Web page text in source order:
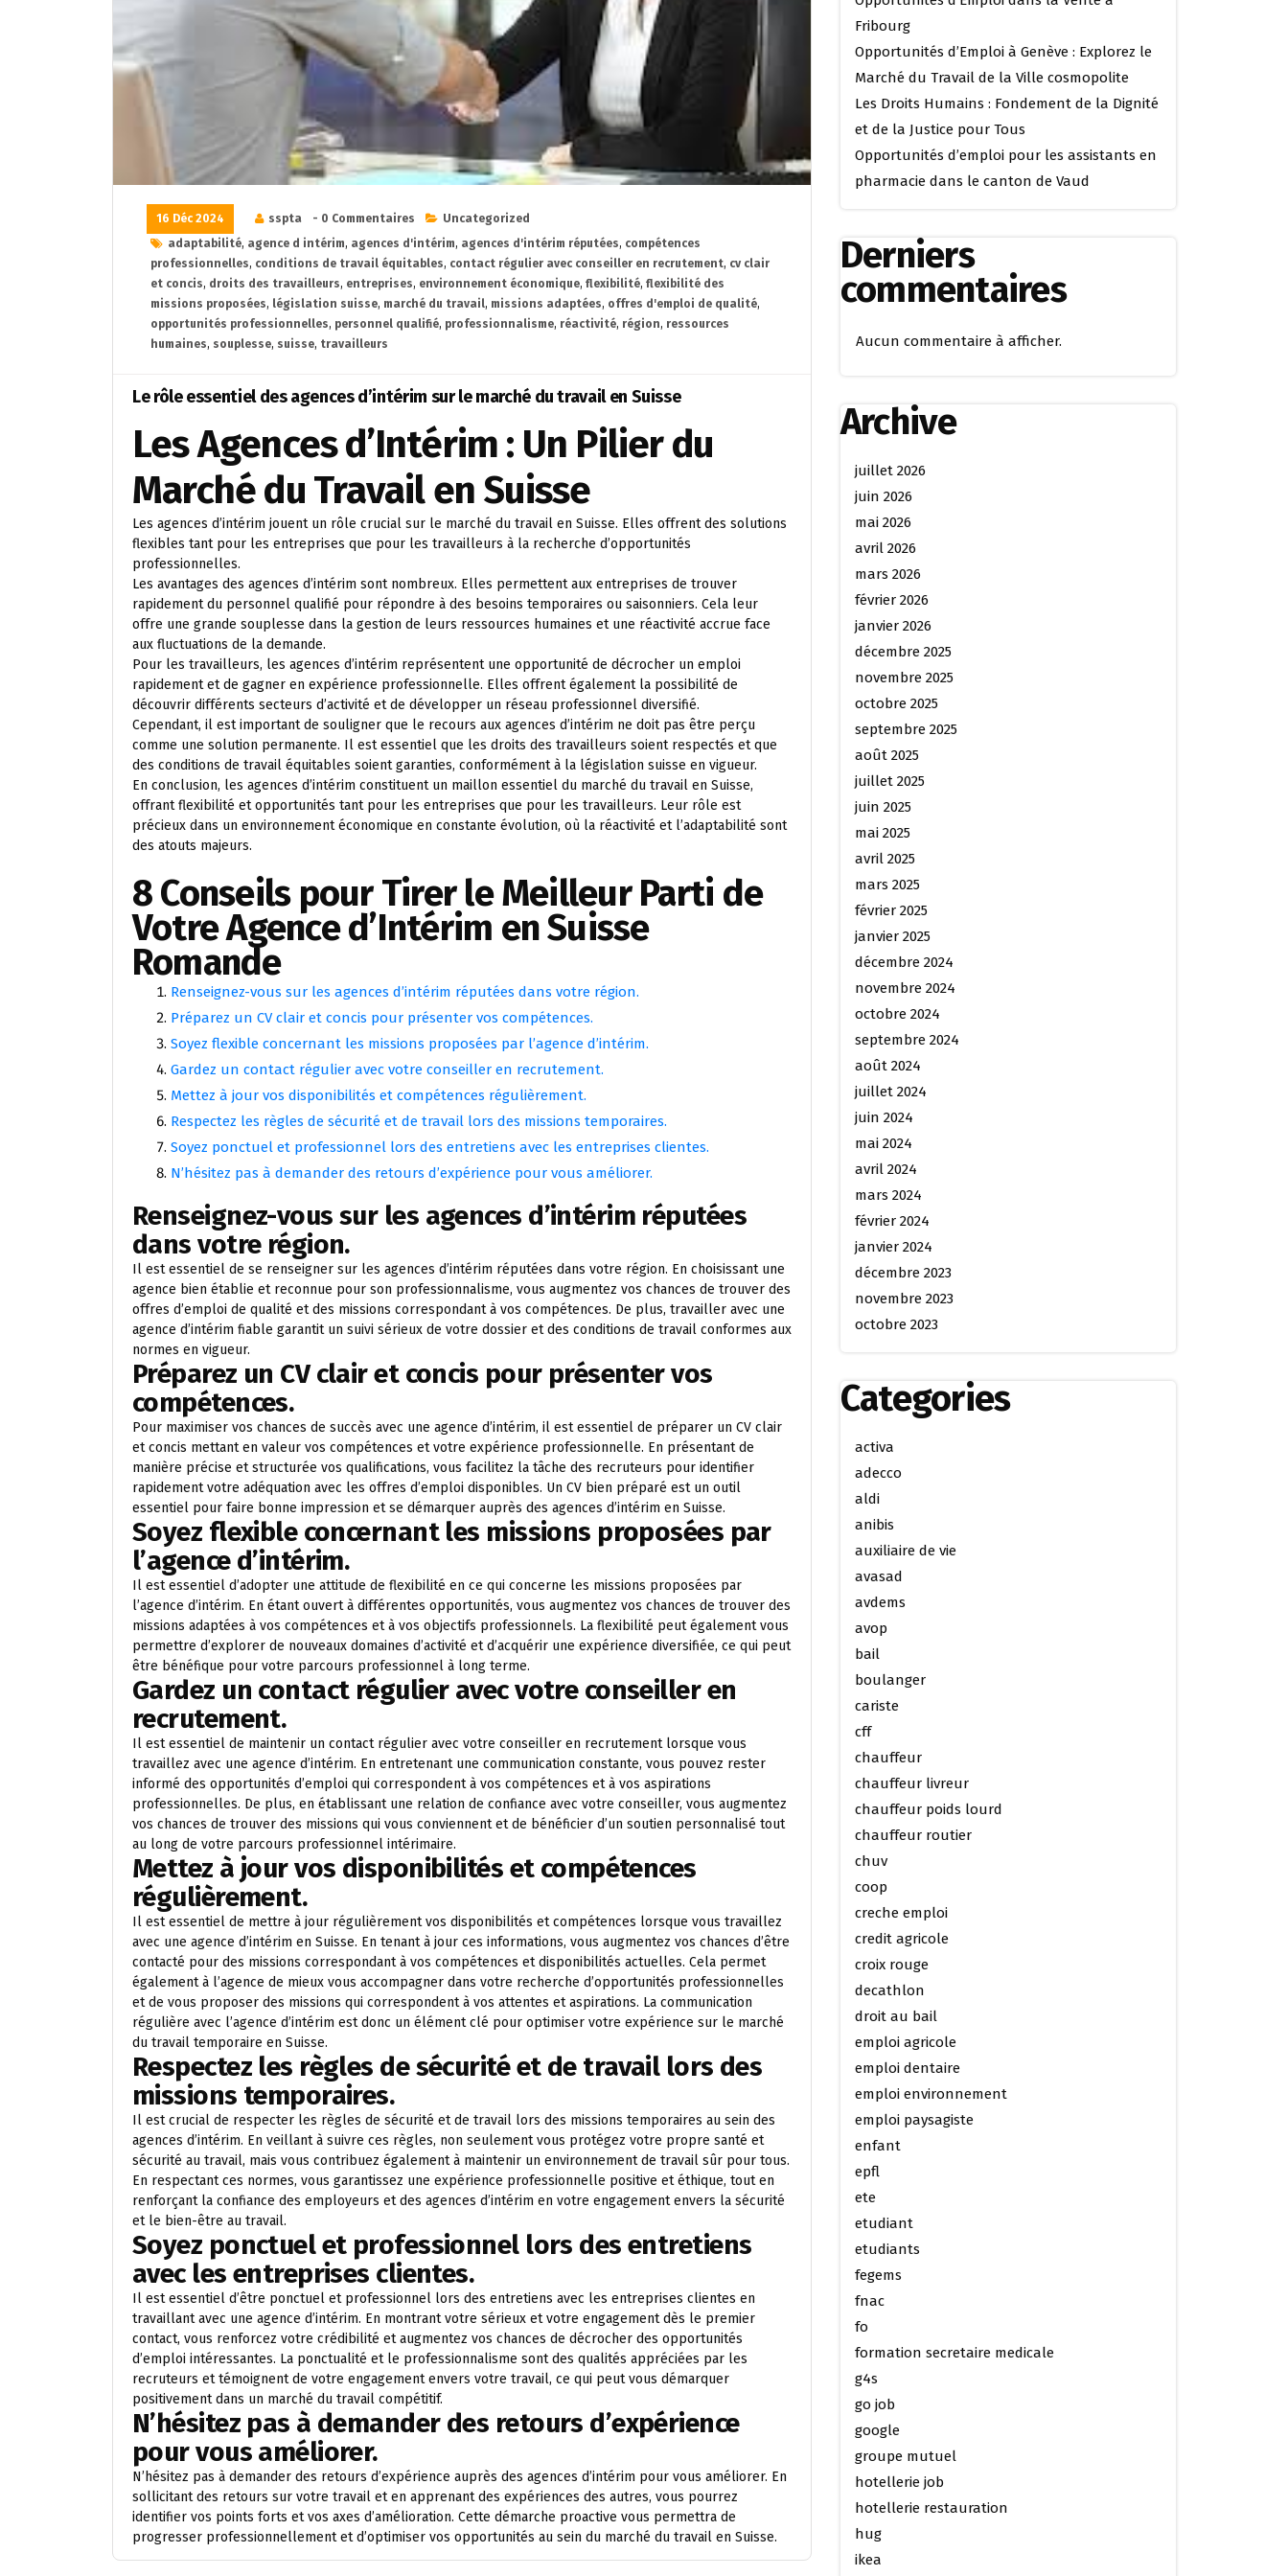
16 Déc 2024 sspta - 0 Commentaires
Uncategorized
adaptabilité, agence d intérim, agences d'intérim, agences d'intérim réputées, compétences
professionnelles, conditions de travail équitables, contact régulier avec conseiller en recrutement, cv clair
et concis, droits des travailleurs, entreprises, environnement économique, flexibilité, flexibilité des
missions proposées, législation suisse, marché du travail, missions adaptées, offres d'emploi de qualité,
opportunités professionnelles, personnel qualifié, professionnalisme, réactivité, région, ressources
humaines, souplesse, suisse, travailleurs
Le rôle essentiel des agences d’intérim sur le marché du travail en Suisse
Les Agences d’Intérim : Un Pilier du
Marché du Travail en Suisse
Les agences d’intérim jouent un rôle crucial sur le marché du travail en Suisse. Elles offrent des solutions
flexibles tant pour les entreprises que pour les travailleurs à la recherche d’opportunités
professionnelles.
Les avantages des agences d’intérim sont nombreux. Elles permettent aux entreprises de trouver
rapidement du personnel qualifié pour répondre à des besoins temporaires ou saisonniers. Cela leur
offre une grande souplesse dans la gestion de leurs ressources humaines et une réactivité accrue face
aux fluctuations de la demande.
Pour les travailleurs, les agences d’intérim représentent une opportunité de décrocher un emploi
rapidement et de gagner en expérience professionnelle. Elles offrent également la possibilité de
découvrir différents secteurs d’activité et de développer un réseau professionnel diversifié.
Cependant, il est important de souligner que le recours aux agences d’intérim ne doit pas être perçu
comme une solution permanente. Il est essentiel que les droits des travailleurs soient respectés et que
des conditions de travail équitables soient garanties, conformément à la législation suisse en vigueur.
En conclusion, les agences d’intérim constituent un maillon essentiel du marché du travail en Suisse,
offrant flexibilité et opportunités tant pour les entreprises que pour les travailleurs. Leur rôle est
précieux dans un environnement économique en constante évolution, où la réactivité et l’adaptabilité sont
des atouts majeurs.
8 Conseils pour Tirer le Meilleur Parti de
Votre Agence d’Intérim en Suisse
Romande
Renseignez-vous sur les agences d’intérim réputées dans votre région.
Préparez un CV clair et concis pour présenter vos compétences.
Soyez flexible concernant les missions proposées par l’agence d’intérim.
Gardez un contact régulier avec votre conseiller en recrutement.
Mettez à jour vos disponibilités et compétences régulièrement.
Respectez les règles de sécurité et de travail lors des missions temporaires.
Soyez ponctuel et professionnel lors des entretiens avec les entreprises clientes.
N’hésitez pas à demander des retours d’expérience pour vous améliorer.
Renseignez-vous sur les agences d’intérim réputées
dans votre région.
Il est essentiel de se renseigner sur les agences d’intérim réputées dans votre région. En choisissant une
agence bien établie et reconnue pour son professionnalisme, vous augmentez vos chances de trouver des
offres d’emploi de qualité et des missions correspondant à vos compétences. De plus, travailler avec une
agence d’intérim fiable garantit un suivi sérieux de votre dossier et des conditions de travail conformes aux
normes en vigueur.
Préparez un CV clair et concis pour présenter vos
compétences.
Pour maximiser vos chances de succès avec une agence d’intérim, il est essentiel de préparer un CV clair
et concis mettant en valeur vos compétences et votre expérience professionnelle. En présentant de
manière précise et structurée vos qualifications, vous facilitez la tâche des recruteurs pour identifier
rapidement votre adéquation avec les offres d’emploi disponibles. Un CV bien préparé est un outil
essentiel pour faire bonne impression et se démarquer auprès des agences d’intérim en Suisse.
Soyez flexible concernant les missions proposées par
l’agence d’intérim.
Il est essentiel d’adopter une attitude de flexibilité en ce qui concerne les missions proposées par
l’agence d’intérim. En étant ouvert à différentes opportunités, vous augmentez vos chances de trouver des
missions adaptées à vos compétences et à vos objectifs professionnels. La flexibilité peut également vous
permettre d’explorer de nouveaux domaines d’activité et d’acquérir une expérience diversifiée, ce qui peut
être bénéfique pour votre parcours professionnel à long terme.
Gardez un contact régulier avec votre conseiller en
recrutement.
Il est essentiel de maintenir un contact régulier avec votre conseiller en recrutement lorsque vous
travaillez avec une agence d’intérim. En entretenant une communication constante, vous pouvez rester
informé des opportunités d’emploi qui correspondent à vos compétences et à vos aspirations
professionnelles. De plus, en établissant une relation de confiance avec votre conseiller, vous augmentez
vos chances de trouver des missions qui vous conviennent et de bénéficier d’un soutien personnalisé tout
au long de votre parcours professionnel intérimaire.
Mettez à jour vos disponibilités et compétences
régulièrement.
Il est essentiel de mettre à jour régulièrement vos disponibilités et compétences lorsque vous travaillez
avec une agence d’intérim en Suisse. En tenant à jour ces informations, vous augmentez vos chances d’être
contacté pour des missions correspondant à vos compétences et disponibilités actuelles. Cela permet
également à l’agence de mieux vous accompagner dans votre recherche d’opportunités professionnelles
et de vous proposer des missions qui correspondent à vos attentes et aspirations. La communication
régulière avec l’agence d’intérim est donc un élément clé pour optimiser votre expérience sur le marché
du travail temporaire en Suisse.
Respectez les règles de sécurité et de travail lors des
missions temporaires.
Il est crucial de respecter les règles de sécurité et de travail lors des missions temporaires au sein des
agences d’intérim. En veillant à suivre ces règles, non seulement vous protégez votre propre santé et
sécurité au travail, mais vous contribuez également à maintenir un environnement de travail sûr pour tous.
En respectant ces normes, vous garantissez une expérience professionnelle positive et éthique, tout en
renforçant la confiance des employeurs et des agences d’intérim en votre engagement envers la sécurité
et le bien-être au travail.
Soyez ponctuel et professionnel lors des entretiens
avec les entreprises clientes.
Il est essentiel d’être ponctuel et professionnel lors des entretiens avec les entreprises clientes en
travaillant avec une agence d’intérim. En montrant votre sérieux et votre engagement dès le premier
contact, vous renforcez votre crédibilité et augmentez vos chances de décrocher des opportunités
d’emploi intéressantes. La ponctualité et le professionnalisme sont des qualités appréciées par les
recruteurs et témoignent de votre engagement envers votre travail, ce qui peut vous démarquer
positivement dans un marché du travail compétitif.
N’hésitez pas à demander des retours d’expérience
pour vous améliorer.
N’hésitez pas à demander des retours d’expérience auprès des agences d’intérim pour vous améliorer. En
sollicitant des retours sur votre travail et en apprenant des expériences des autres, vous pourrez
identifier vos points forts et vos axes d’amélioration. Cette démarche proactive vous permettra de
progresser professionnellement et d’optimiser vos opportunités au sein du marché du travail en Suisse.
Fribourg
Opportunités d’Emploi à Genève : Explorez le
Marché du Travail de la Ville cosmopolite
Les Droits Humains : Fondement de la Dignité
et de la Justice pour Tous
Opportunités d’emploi pour les assistants en
pharmacie dans le canton de Vaud
Derniers
commentaires
Aucun commentaire à afficher.
Archive
juillet 2026
juin 2026
mai 2026
avril 2026
mars 2026
février 2026
janvier 2026
décembre 2025
novembre 2025
octobre 2025
septembre 2025
août 2025
juillet 2025
juin 2025
mai 2025
avril 2025
mars 2025
février 2025
janvier 2025
décembre 2024
novembre 2024
octobre 2024
septembre 2024
août 2024
juillet 2024
juin 2024
mai 2024
avril 2024
mars 2024
février 2024
janvier 2024
décembre 2023
novembre 2023
octobre 2023
Categories
activa
adecco
aldi
anibis
auxiliaire de vie
avasad
avdems
avop
bail
boulanger
cariste
cff
chauffeur
chauffeur livreur
chauffeur poids lourd
chauffeur routier
chuv
coop
creche emploi
credit agricole
croix rouge
decathlon
droit au bail
emploi agricole
emploi dentaire
emploi environnement
emploi paysagiste
enfant
epfl
ete
etudiant
etudiants
fegems
fnac
fo
formation secretaire medicale
g4s
go job
google
groupe mutuel
hotellerie job
hotellerie restauration
hug
ikea